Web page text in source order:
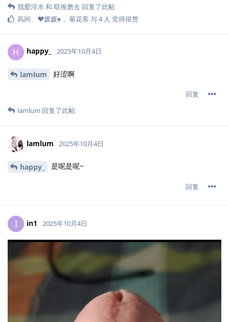
我爱淫水 和 暗推磨去 回复了此帖
风间
❤️媛媛♠️ ， 菊花客 与4人 觉得很赞
H happy_ 2025年10月4日
lamlum 好涩啊
回复
lamlum 回复了此帖
lamlum 2025年10月4日
happy_ 是呢是呢~
回复
I in1 2025年10月4日